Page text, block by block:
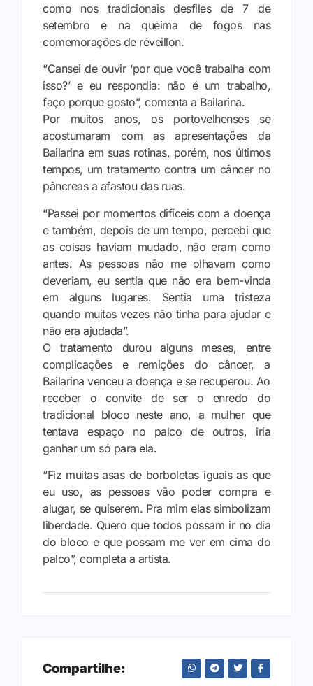
como nos tradicionais desfiles de 7 de
setembro e na queima de fogos nas
comemorações de réveillon.
“Cansei de ouvir ‘por que você trabalha com
isso?’ e eu respondia: não é um trabalho,
faço porque gosto”, comenta a Bailarina.
Por muitos anos, os portovelhenses se
acostumaram com as apresentações da
Bailarina em suas rotinas, porém, nos últimos
tempos, um tratamento contra um câncer no
pâncreas a afastou das ruas.
“Passei por momentos difíceis com a doença
e também, depois de um tempo, percebi que
as coisas haviam mudado, não eram como
antes. As pessoas não me olhavam como
deveriam, eu sentia que não era bem-vinda
em alguns lugares. Sentia uma tristeza
quando muitas vezes não tinha para ajudar e
não era ajudada”.
O tratamento durou alguns meses, entre
complicações e remições do câncer, a
Bailarina venceu a doença e se recuperou. Ao
receber o convite de ser o enredo do
tradicional bloco neste ano, a mulher que
tentava espaço no palco de outros, iria
ganhar um só para ela.
“Fiz muitas asas de borboletas iguais as que
eu uso, as pessoas vão poder compra e
alugar, se quiserem. Pra mim elas simbolizam
liberdade. Quero que todos possam ir no dia
do bloco e que possam me ver em cima do
palco”, completa a artista.
Compartilhe: